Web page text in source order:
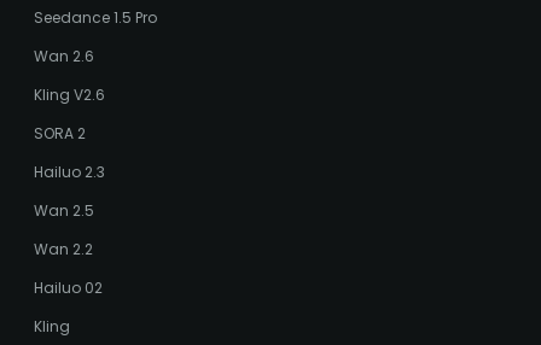
Seedance 1.5 Pro
Wan 2.6
Kling V2.6
SORA 2
Hailuo 2.3
Wan 2.5
Wan 2.2
Hailuo 02
Kling